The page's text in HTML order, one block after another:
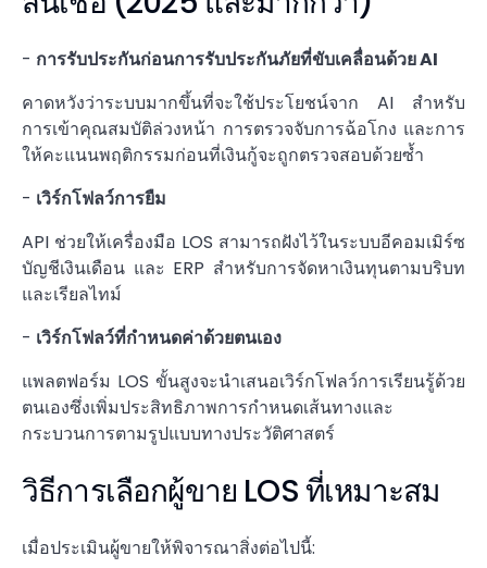
- การรับประกันก่อนการรับประกันภัยที่ขับเคลื่อนด้วย AI
คาดหวังว่าระบบมากขึ้นที่จะใช้ประโยชน์จาก AI สำหรับ
การเข้าคุณสมบัติล่วงหน้า การตรวจจับการฉ้อโกง และการ
ให้คะแนนพฤติกรรมก่อนที่เงินกู้จะถูกตรวจสอบด้วยซ้ำ
- เวิร์กโฟลว์การยืม
API ช่วยให้เครื่องมือ LOS สามารถฝังไว้ในระบบอีคอมเมิร์ซ
บัญชีเงินเดือน และ ERP สำหรับการจัดหาเงินทุนตามบริบท
และเรียลไทม์
- เวิร์กโฟลว์ที่กำหนดค่าด้วยตนเอง
แพลตฟอร์ม LOS ขั้นสูงจะนำเสนอเวิร์กโฟลว์การเรียนรู้ด้วย
ตนเองซึ่งเพิ่มประสิทธิภาพการกำหนดเส้นทางและ
กระบวนการตามรูปแบบทางประวัติศาสตร์
วิธีการเลือกผู้ขาย LOS ที่เหมาะสม
เมื่อประเมินผู้ขายให้พิจารณาสิ่งต่อไปนี้: